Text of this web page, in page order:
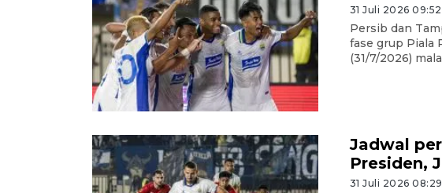
31 Juli 2026 09:52
Persib dan
fase grup Piala
(31/7/2026)
Jadwal
Presiden,
31 Juli 2026 08:29
1